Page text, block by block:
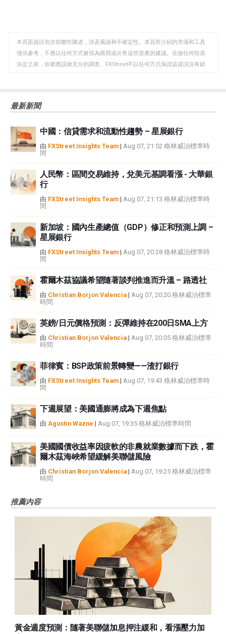
板
本頁面資訊包含前瞻性陳述，涉及風險和不確定性。本頁所介紹的市場和工具
僅供參考，不應以任何方式被視為購買或出售這些資產的建議。在做任何投資
決定之前，你都應該做充分的調查。FXStreet不以任何方式保證該資訊沒有錯
觀點，並不代表FXStreet或其廣告商的官方政策或立場。作者不對本頁連結的
如果文章正文中沒有明確提到，在撰寫本文時，作者在本文中提到的任何股票
中都沒有頭寸，也沒有與文中提到的任何公司有業務關係。除了FXStreet，作
者沒有收到撰寫這篇文章的報酬。
FXStreet和作者不提供個性化的建議。作者對該資訊的準確性、完整性或適用
性不作任何陳述。FXStreet和作者將不承擔任何錯誤，遺漏或任何損失，傷害
或損害由此資訊及其顯示或使用引起的。錯誤和遺漏除外。本文作者和
FXStreet並非註冊投資顧問，本文內容無意提供任何投資建議。
最新新聞
中國：信貸需求和流動性趨勢 – 星展銀行
由 FXStreet Insights Team | Aug 07, 21:52 格林威治標準時
間
人民幣：區間交易維持，兌美元基調看漲 - 大華銀
行
由 FXStreet Insights Team | Aug 07, 21:13 格林威治標準時
間
新加坡：國內生產總值（GDP）修正和預測上調 –
星展銀行
由 FXStreet Insights Team | Aug 07, 20:28 格林威治標準時
間
霍爾木茲協議希望隨著談判推進而升溫 – 路透社
由 Christian Borjon Valencia | Aug 07, 20:20 格林威治標準
時間
英鎊/日元價格預測：反彈維持在200日SMA上方
由 Christian Borjon Valencia | Aug 07, 20:05 格林威治標準
時間
菲律賓：BSP政策前景轉變——渣打銀行
由 FXStreet Insights Team | Aug 07, 19:43 格林威治標準時
間
下週展望：美國通膨將成為下週焦點
由 Agustin Wazne | Aug 07, 19:35 格林威治標準時間
美國國債收益率因疲軟的非農就業數據而下跌，霍
爾木茲海峽希望緩解美聯儲風險
由 Christian Borjon Valencia | Aug 07, 19:25 格林威治標準
時間
推薦內容
黃金週度預測：隨著美聯儲加息押注緩和，看漲壓力加